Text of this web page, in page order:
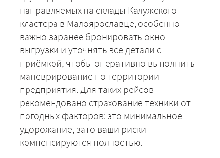
направляемых на склады Калужского
кластера в Малоярославце, особенно
важно заранее бронировать окно
выгрузки и уточнять все детали с
приёмкой, чтобы оперативно выполнить
маневрирование по территории
предприятия. Для таких рейсов
рекомендовано страхование техники от
погодных факторов: это минимальное
удорожание, зато ваши риски
компенсируются полностью.
+7 (499) 520-05-23